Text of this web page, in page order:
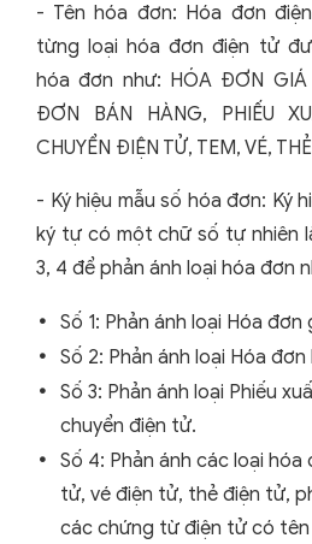
- Tên hóa đơn: Hóa đơn
từng loại hóa đơn điện tử
hóa đơn như: HÓA ĐƠN GIÁ
ĐƠN BÁN HÀNG, PHIẾU
CHUYỂN ĐIỆN TỬ, TEM, VÉ,
- Ký hiệu mẫu số hóa đơn: Ký
ký tự có một chữ số tự nhiên
3, 4 để phản ánh loại hóa đơn
Số 1: Phản ánh loại Hóa
Số 2: Phản ánh loại Hóa
Số 3: Phản ánh loại Phiếu
chuyển điện tử.
Số 4: Phản ánh các loại
tử, vé điện tử, thẻ điện tử,
các chứng từ điện tử có